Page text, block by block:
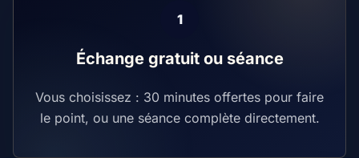
Échange gratuit ou séance
Vous choisissez : 30 minutes offertes pour faire
le point, ou une séance complète directement.